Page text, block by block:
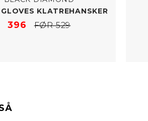
KLATREHANSKER
396 FØR 529